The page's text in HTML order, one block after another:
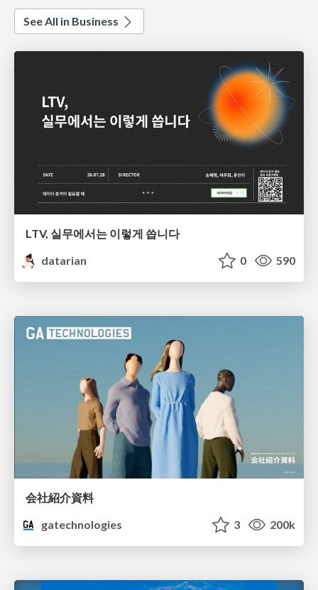
See All in Business
LTV, 실무에서는 이렇게 씁니다
datarian
0 590
会社紹介資料
gatechnologies
3 200k